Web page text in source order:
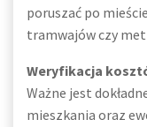
poruszać po
tramwajów czy
Weryfikacja
Ważne jest
mieszkania oraz